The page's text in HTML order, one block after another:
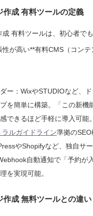
作成 有料ツールの定義
有料ツールは、初心者で
性が高い**有料CMS（コン
ー：WixやSTUDIOなど、
を簡単に構築。「この新
できるほど手軽に導入可能
ルガイドライン準拠のSEO
やShopifyなど、独自サ
自動通知で「予約が
を実現可能。
作成 無料ツールとの違い